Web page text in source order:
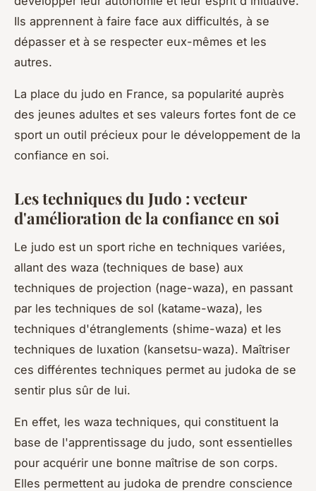
Ils apprennent à faire face aux difficultés, à se
dépasser et à se respecter eux-mêmes et les
autres.
La place du judo en France, sa popularité auprès
des jeunes adultes et ses valeurs fortes font de ce
sport un outil précieux pour le développement de la
confiance en soi.
Les techniques du Judo : vecteur
d'amélioration de la confiance en soi
Le judo est un sport riche en techniques variées,
allant des waza (techniques de base) aux
techniques de projection (nage-waza), en passant
par les techniques de sol (katame-waza), les
techniques d'étranglements (shime-waza) et les
techniques de luxation (kansetsu-waza). Maîtriser
ces différentes techniques permet au judoka de se
sentir plus sûr de lui.
En effet, les waza techniques, qui constituent la
base de l'apprentissage du judo, sont essentielles
pour acquérir une bonne maîtrise de son corps.
Elles permettent au judoka de prendre conscience